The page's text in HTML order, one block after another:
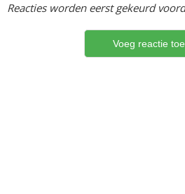
Reacties worden eerst gekeurd